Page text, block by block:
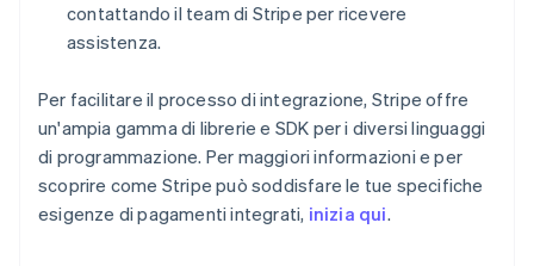
contattando il team di Stripe per ricevere
assistenza.
Per facilitare il processo di integrazione, Stripe offre
un'ampia gamma di librerie e SDK per i diversi linguaggi
di programmazione. Per maggiori informazioni e per
scoprire come Stripe può soddisfare le tue specifiche
esigenze di pagamenti integrati, inizia qui.